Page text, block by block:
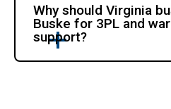
Why should Virginia
Buske for 3PL and
support?